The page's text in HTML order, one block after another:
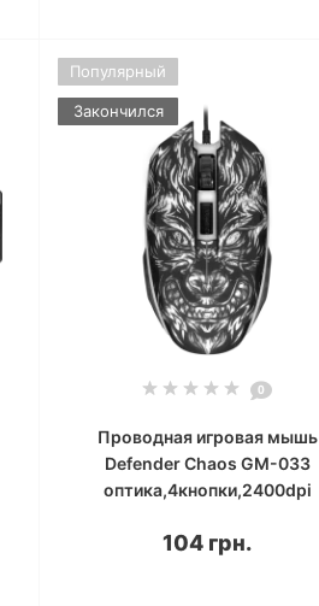
Популярный
Закончился
0
Проводная игровая мышь
Defender Chaos GM-033
оптика,4кнопки,2400dpi
104 грн.